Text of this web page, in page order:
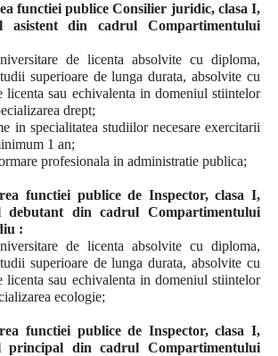
functiei publice Consilier juridic, clasa I,
asistent din cadrul Compartimentului
de licenta absolvite cu diploma,
superioare de lunga durata, absolvite cu
licenta sau echivalenta in domeniul stiintelor
drept;
studiilor necesare exercitarii
1 an;
profesionala in administratie publica;
functiei publice de Inspector, clasa I,
debutant din cadrul Compartimentului
:
de licenta absolvite cu diploma,
superioare de lunga durata, absolvite cu
licenta sau echivalenta in domeniul stiintelor
ecologie;
functiei publice de Inspector, clasa I,
principal din cadrul Compartimentului